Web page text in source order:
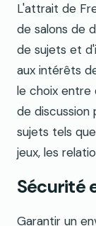
L'attrait de
de salons de
de sujets et
aux intérêts
le choix entre
de discussion
sujets tels
jeux, les
Sécurité
Garantir un